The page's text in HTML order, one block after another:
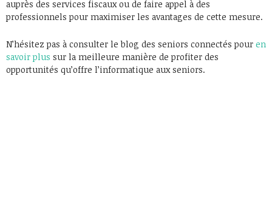
auprès des services fiscaux ou de faire appel à des
professionnels pour maximiser les avantages de cette mesure.
N’hésitez pas à consulter le blog des seniors connectés pour en
savoir plus sur la meilleure manière de profiter des
opportunités qu’offre l’informatique aux seniors.